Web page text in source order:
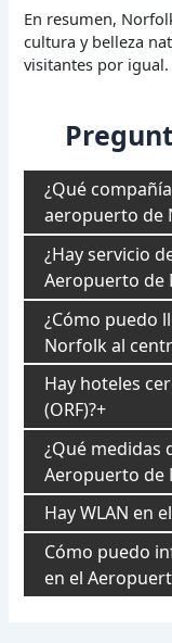
En resumen,
cultura y belleza
visitantes por igual.
¿Qué
aeropuerto de
¿Hay servicio
Aeropuerto de
¿Cómo puedo
Norfolk al
Hay hoteles
(ORF)?
¿Qué medidas
Aeropuerto de
Hay WLAN en
Cómo puedo
en el